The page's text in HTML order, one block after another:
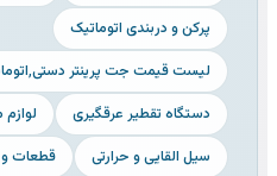
پرکن و دربندی اتوماتیک
لیست قیمت جت پرینتر دستی٬اتومات و لیزری | 2025
دستگاه تقطیر عرقگیری
سیل القایی و حرارتی
قطعات و